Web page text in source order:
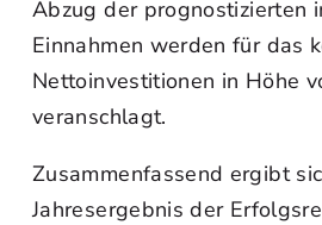
Abzug der prognostizierten
Einnahmen werden für das
Nettoinvestitionen in Höhe
veranschlagt.
Zusammenfassend ergibt
Jahresergebnis der